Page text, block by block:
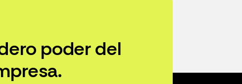
poder del